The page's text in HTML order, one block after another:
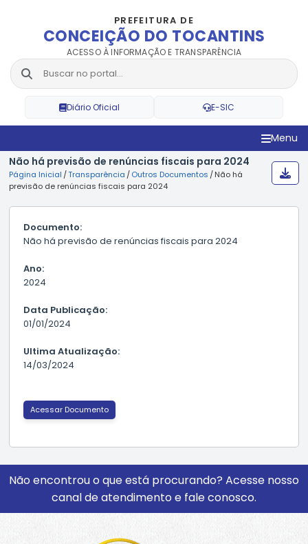
PREFEITURA DE
CONCEIÇÃO DO TOCANTINS
ACESSO À INFORMAÇÃO E TRANSPARÊNCIA
Diário Oficial E-SIC
Menu
Não há previsão de renúncias fiscais para 2024
Página Inicial /Transparência /Outros Documentos /Não há
previsão de renúncias fiscais para 2024
Documento:
Não há previsão de renúncias fiscais para 2024
Ano:
2024
Data Publicação:
01/01/2024
Ultima Atualização:
14/03/2024
Acessar Documento
Não encontrou o que está procurando? Acesse nosso
canal de atendimento e fale conosco.